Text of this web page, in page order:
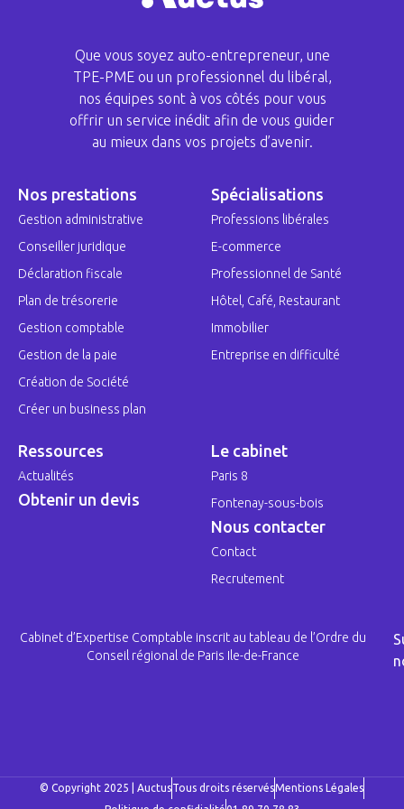
Que vous soyez auto-entrepreneur, une
TPE-PME ou un professionnel du libéral,
nos équipes sont à vos côtés pour vous
offrir un service inédit afin de vous guider
au mieux dans vos projets d’avenir.
Nos prestations
Gestion administrative
Conseiller juridique
Déclaration fiscale
Plan de trésorerie
Gestion comptable
Gestion de la paie
Création de Société
Créer un business plan
Spécialisations
Professions libérales
E-commerce
Professionnel de Santé
Hôtel, Café, Restaurant
Immobilier
Entreprise en difficulté
Ressources
Actualités
Obtenir un devis
Le cabinet
Paris 8
Fontenay-sous-bois
Nous contacter
Contact
Recrutement
Cabinet d’Expertise Comptable inscrit au tableau de l’Ordre du
Conseil régional de Paris Ile-de-France
© Copyright 2025 | AuctusTous droits réservésMentions Légales